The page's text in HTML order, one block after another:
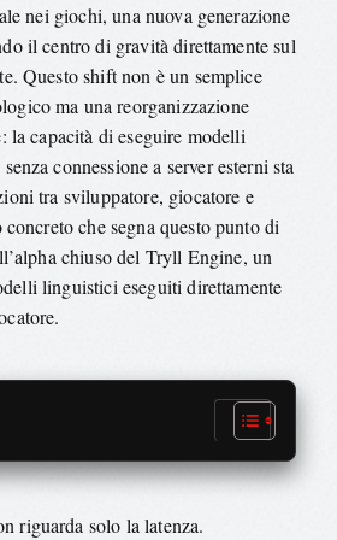
nei giochi, una nuova generazione
il centro di gravità direttamente sul
Questo shift non è un semplice
ma una reorganizzazione
la capacità di eseguire modelli
connessione a server esterni sta
tra sviluppatore, giocatore e
che segna questo punto di
chiuso del Tryll Engine, un
linguistici eseguiti direttamente
riguarda solo la latenza.